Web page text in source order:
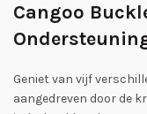
Cangoo
Geniet van vijf
aangedreven door de